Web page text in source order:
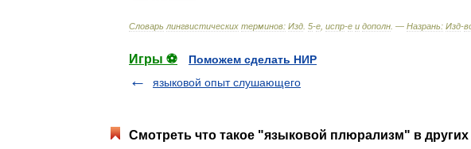
Словарь лингвистических терминов: Изд 5-е испр-е и дополн . — Назрань: Изд-
Игры ⚽
Поможем сделать НИР
языковой опыт слушающего
Смотреть что такое "языковой плюрализм" в других